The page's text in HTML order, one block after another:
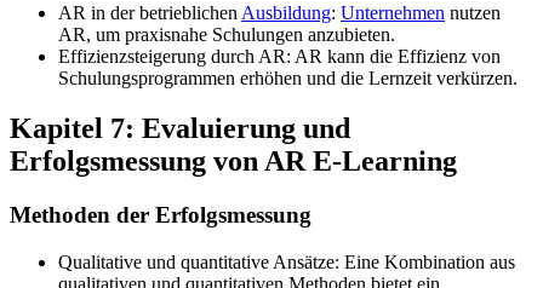
AR in der betrieblichen Ausbildung: Unternehmen nutzen
AR, um praxisnahe Schulungen anzubieten.
Effizienzsteigerung durch AR: AR kann die Effizienz von
Schulungsprogrammen erhöhen und die Lernzeit verkürzen.
Kapitel 7: Evaluierung und
Erfolgsmessung von AR E-Learning
Methoden der Erfolgsmessung
Qualitative und quantitative Ansätze: Eine Kombination aus
qualitativen und quantitativen Methoden bietet ein